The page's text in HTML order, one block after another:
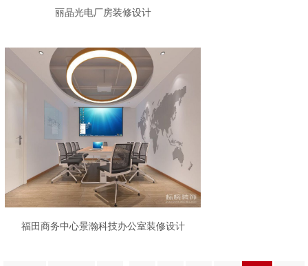
丽晶光电厂房装修设计
福田商务中心景瀚科技办公室装修设计